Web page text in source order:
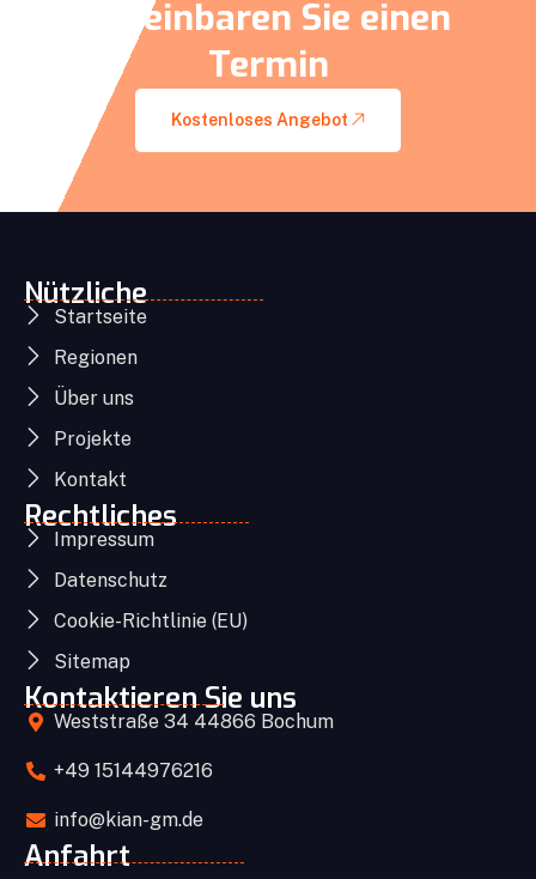
Vereinbaren Sie einen
Termin
Kostenloses Angebot
Nützliche
Startseite
Regionen
Über uns
Projekte
Kontakt
Rechtliches
Impressum
Datenschutz
Cookie-Richtlinie (EU)
Sitemap
Kontaktieren Sie uns
Weststraße 34 44866 Bochum
+49 15144976216
info@kian-gm.de
Anfahrt